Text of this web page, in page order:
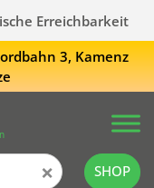
Erreichbarkeit
3, Kamenz
× SHOP